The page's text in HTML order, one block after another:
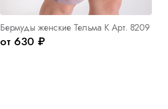
Бермуды женские Тельма К Арт. 8209
от 630 ₽